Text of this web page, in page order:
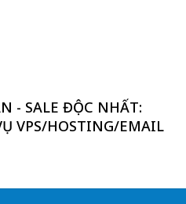
- SALE ĐỘC NHẤT:
VPS/HOSTING/EMAIL